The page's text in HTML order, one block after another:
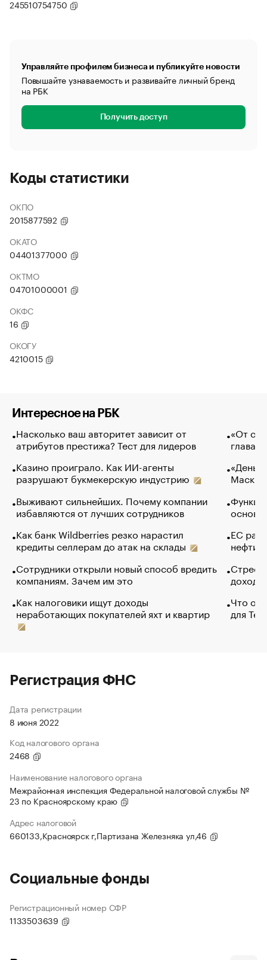
245510754750
Управляйте профилем бизнеса и публикуйте новости
Повышайте узнаваемость и развивайте личный бренд
на РБК
Получить доступ
Коды статистики
ОКПО
2015877592
ОКАТО
04401377000
ОКТМО
04701000001
ОКФС
16
ОКОГУ
4210015
Интересное на РБК
Насколько ваш авторитет зависит от
атрибутов престижа? Тест для лидеров
Казино проиграло. Как ИИ-агенты
разрушают букмекерскую индустрию
Выживают сильнейших. Почему компании
избавляются от лучших сотрудников
Как банк Wildberries резко нарастил
кредиты селлерам до атак на склады
Сотрудники открыли новый способ вредить
компаниям. Зачем им это
Как налоговики ищут доходы
неработающих покупателей яхт и квартир
«От
глава
Маск в
основ
ЕС
нефти
Что
для
Регистрация ФНС
Дата регистрации
8 июня 2022
Код налогового органа
2468
Наименование налогового органа
Межрайонная инспекция Федеральной налоговой службы №
23 по Красноярскому краю
Адрес налоговой
660133,Красноярск г,Партизана Железняка ул,46
Социальные фонды
Регистрационный номер СФР
1133503639